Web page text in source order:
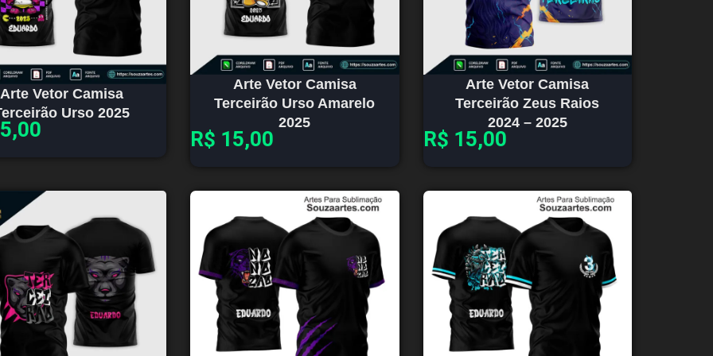
Arte Vetor Camisa
Urso 2025
Arte Vetor Camisa
Terceirão Urso Amarelo
2025
R$ 15,00
Arte Vetor Camisa
Terceirão Zeus Raios
2024 – 2025
R$ 15,00